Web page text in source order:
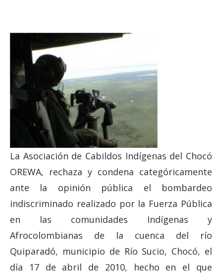
La Asociación de Cabildos Indígenas del Chocó
OREWA, rechaza y condena categóricamente
ante la opinión pública el bombardeo
indiscriminado realizado por la Fuerza Pública
en las comunidades Indígenas y
Afrocolombianas de la cuenca del río
Quiparadó, municipio de Río Sucio, Chocó, el
día 17 de abril de 2010, hecho en el que